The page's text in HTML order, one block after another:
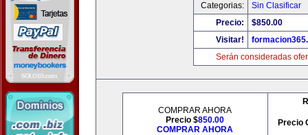
Categorias:
Sin Clasificar
Precio:
$850.00
Visitar!
Serán consideradas
COMPRAR AHORA
Precio $850.00
COMPRAR AHORA
Precio